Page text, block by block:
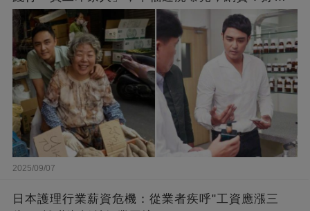
闆的福報
2025/09/07
日本護理行業薪資危機：從業者疾呼"工資應漲三